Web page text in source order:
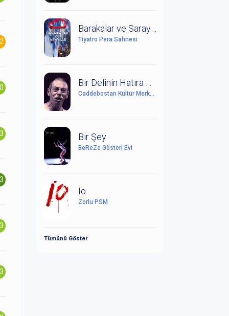
Tiyatro Pera Sahnesi
Caddebostan Kültür Merkezi
Bir Şey
BeReZe Gösteri Evi
Io
Zorlu PSM
Tümünü Göster